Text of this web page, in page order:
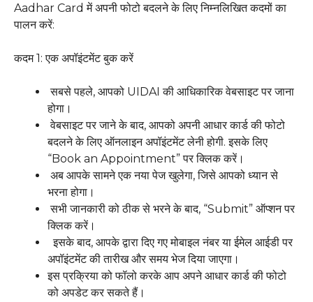
Aadhar Card में अपनी फोटो बदलने के लिए निम्नलिखित कदमों का
पालन करें:
कदम 1: एक अपॉइंटमेंट बुक करें
सबसे पहले, आपको UIDAI की आधिकारिक वेबसाइट पर जाना
होगा।
वेबसाइट पर जाने के बाद, आपको अपनी आधार कार्ड की फोटो
बदलने के लिए ऑनलाइन अपॉइंटमेंट लेनी होगी. इसके लिए
“Book an Appointment” पर क्लिक करें।
अब आपके सामने एक नया पेज खुलेगा, जिसे आपको ध्यान से
भरना होगा।
सभी जानकारी को ठीक से भरने के बाद, “Submit” ऑप्शन पर
क्लिक करें।
इसके बाद, आपके द्वारा दिए गए मोबाइल नंबर या ईमेल आईडी पर
अपॉइंटमेंट की तारीख और समय भेज दिया जाएगा।
इस प्रक्रिया को फॉलो करके आप अपने आधार कार्ड की फोटो
को अपडेट कर सकते हैं।